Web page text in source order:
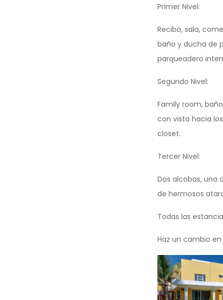
Primer Nivel:
Recibo, sala,
baño y ducha de
parqueadero
Segundo Nivel:
Family room,
con vista hacia
closet.
Tercer Nivel:
Dos alcobas, una
de hermosos
Todas las
Haz un cambio